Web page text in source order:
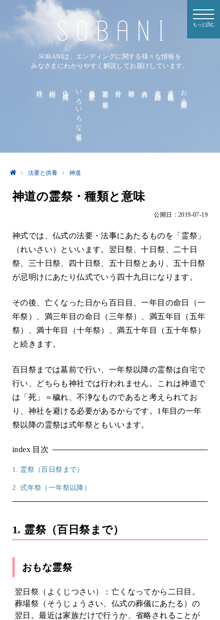
SOBANIは、エンディングに関する様々な情報を
みなさまにわかりやすく解説してお届けしています。
お墓・霊園
法要と供養
各種手続き
いろいろな供養
法要と供養 神道
神道の霊祭・種類と意味
公開日：2019-07-19
神式では、仏式の法要・法事にあたるものを「霊祭」
（れいさい）といいます。翌日祭、十日祭、二十日
祭、三十日祭、四十日祭、五十日祭とあり、五十日祭
が忌明けにあたり仏式でいう四十九日になります。
その後、亡くなった日から百日目、一年目の命日（一
年祭）、満三年目の命日（三年祭）、満五年目（五年
祭）、満十年目（十年祭）、満五十年目（五十年祭）
と続きます。
百日祭までは墓前で行い、一年祭以降の霊祭は自宅で
行い、どちらも神社では行われません。これは神道で
は「死」＝穢れ、不浄なものであると考えられてお
り、神社を避ける必要があるからです。1年目の一年
祭以降の霊祭は式年祭ともいいます。
index 目次
1. 霊祭（百日祭まで）
2. 式年祭（一年祭以降）
1. 霊祭（百日祭まで）
おもな霊祭
翌日祭（よくじつさい）：亡くなってから二日目。
葬場祭（そうじょうさい、仏式の葬儀にあたる）の
翌日。最近は家族だけで行うか、省略されることが
もっと読む